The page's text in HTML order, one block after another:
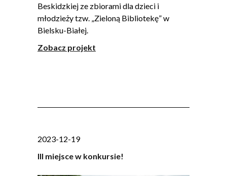
Beskidzkiej ze zbiorami dla dzieci i
młodzieży tzw. „Zieloną Bibliotekę” w
Bielsku-Białej.
Zobacz projekt
2023-12-19
III miejsce w konkursie!